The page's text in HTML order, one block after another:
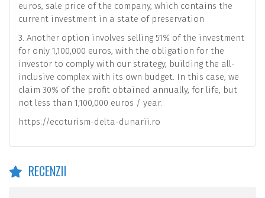
euros, sale price of the company, which contains the
current investment in a state of preservation
3. Another option involves selling 51% of the investment
for only 1,100,000 euros, with the obligation for the
investor to comply with our strategy, building the all-
inclusive complex with its own budget. In this case, we
claim 30% of the profit obtained annually, for life, but
not less than 1,100,000 euros / year.
https://ecoturism-delta-dunarii.ro
RECENZII